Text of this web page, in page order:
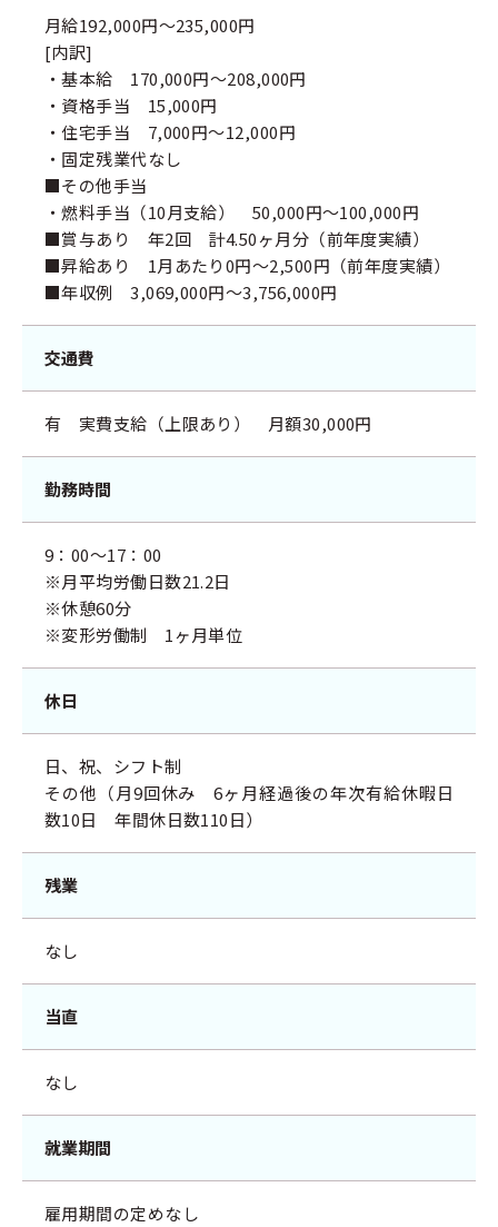
月給192,000円～235,000円
[内訳]
・基本給 170,000円～208,000円
・資格手当 15,000円
・住宅手当 7,000円～12,000円
・固定残業代なし
■その他手当
・燃料手当（10月支給） 50,000円～100,000円
■賞与あり 年2回 計4.50ヶ月分（前年度実績）
■昇給あり 1月あたり0円～2,500円（前年度実績）
■年収例 3,069,000円～3,756,000円
交通費
有 実費支給（上限あり） 月額30,000円
勤務時間
9：00～17：00
※月平均労働日数21.2日
※休憩60分
※変形労働制 1ヶ月単位
休日
日、祝、シフト制
その他（月9回休み 6ヶ月経過後の年次有給休暇日
数10日 年間休日数110日）
残業
なし
当直
なし
就業期間
雇用期間の定めなし